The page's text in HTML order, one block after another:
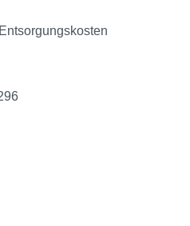
Entsorgungskosten